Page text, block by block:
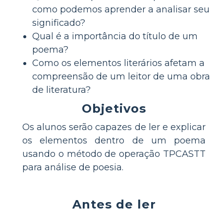
como podemos aprender a analisar seu
significado?
Qual é a importância do título de um
poema?
Como os elementos literários afetam a
compreensão de um leitor de uma obra
de literatura?
Objetivos
Os alunos serão capazes de ler e explicar
os elementos dentro de um poema
usando o método de operação TPCASTT
para análise de poesia.
Antes de ler